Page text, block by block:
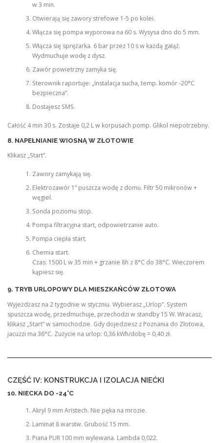
w 3 min.
Otwierają się zawory strefowe 1-5 po kolei.
Włącza się pompa wyporowa na 60 s. Wysysa dno do 5 mm.
Włącza się sprężarka. 6 bar przez 10 s w każdą gałąź.
Wydmuchuje wodę z dysz.
Zawór powietrzny zamyka się.
Sterownik raportuje: „Instalacja sucha, temp. komór -20°C
bezpieczna”.
Dostajesz SMS.
Całość 4 min 30 s. Zostaje 0,2 L w korpusach pomp. Glikol niepotrzebny.
8. NAPEŁNIANIE WIOSNĄ W ZŁOTOWIE
Klikasz „Start”.
Zawory zamykają się.
Elektrozawór 1” puszcza wodę z domu. Filtr 50 mikronów +
węgiel.
Sonda poziomu stop.
Pompa filtracyjna start, odpowietrzanie auto.
Pompa ciepła start.
Chemia start.
Czas: 1500 L w 35 min + grzanie 8h z 8°C do 38°C. Wieczorem
kąpiesz się.
9. TRYB URLOPOWY DLA MIESZKAŃCÓW ZŁOTOWA
Wyjeżdżasz na 2 tygodnie w styczniu. Wybierasz „Urlop”. System
spuszcza wodę, przedmuchuje, przechodzi w standby 15 W. Wracasz,
klikasz „Start” w samochodzie. Gdy dojedziesz z Poznania do Złotowa,
jacuzzi ma 36°C. Zużycie na urlop: 0,36 kWh/dobę = 0,40 zł.
CZĘŚĆ IV: KONSTRUKCJA I IZOLACJA NIEĆKI
10. NIECKA DO -24°C
Akryl 9 mm Aristech. Nie pęka na mrozie.
Laminat 8 warstw. Grubość 15 mm.
Piana PUR 100 mm wylewana. Lambda 0,022.